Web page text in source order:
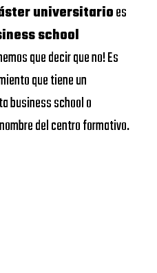
universitarioes
school
que decir que no! Es
que tiene un
business school o
del centro formativo.